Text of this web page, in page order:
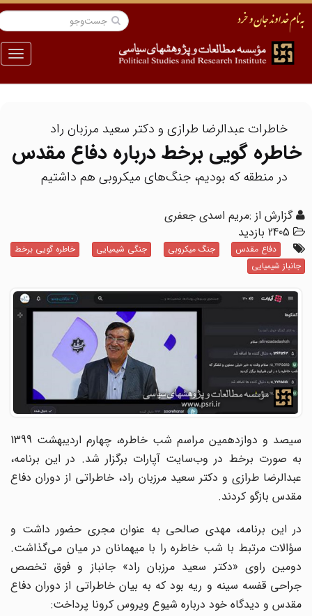
منو
خاطرات عبدالرضا طرازی و دکتر سعید مرزبان راد
خاطره گویی برخط درباره دفاع مقدس
در منطقه که بودیم، جنگ‌های میکروبی هم داشتیم
گزارش از :مریم اسدی جعفری
2405 بازدید
دفاع مقدس جنگ میکروبی جنگی شیمیایی
خاطره گویی برخط
جانباز شیمیایی
سیصد و دوازدهمین مراسم شب خاطره، چهارم اردیبهشت 1399
به صورت برخط در وب‌سایت آپارات برگزار شد. در این برنامه،
عبدالرضا طرازی و دکتر سعید مرزبان راد، خاطراتی از دوران دفاع
مقدس بازگو کردند.
در این برنامه، مهدی صالحی به عنوان مجری حضور داشت و
سؤالات مرتبط با شب خاطره را با میهمانان در میان می‌گذاشت.
دومین راوی «دکتر سعید مرزبان راد» جانباز و فوق تخصص
جراحی قفسه سینه و ریه بود که به بیان خاطراتی از دوران دفاع
مقدس و دیدگاه خود درباره شیوع ویروس کرونا پرداخت: